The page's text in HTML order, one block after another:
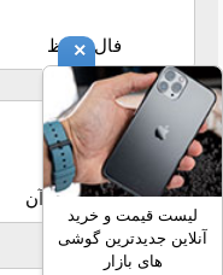
فال حافظ
استخاره با قرآن
×
لیست قیمت و خرید
آنلاین جدیدترین گوشی
های بازار